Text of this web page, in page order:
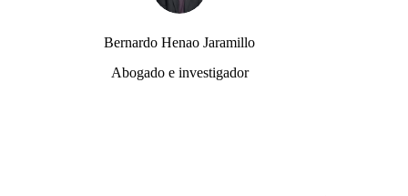
Bernardo Henao Jaramillo
Abogado e investigador